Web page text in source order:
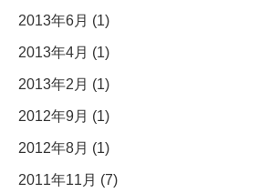
2013年6月 (1)
2013年4月 (1)
2013年2月 (1)
2012年9月 (1)
2012年8月 (1)
2011年11月 (7)